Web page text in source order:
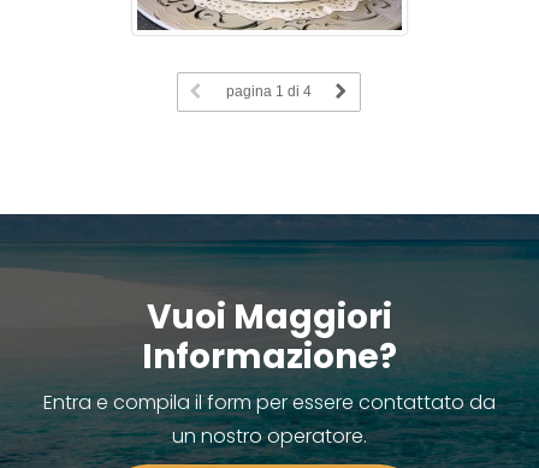
pagina 1 di 4
Vuoi Maggiori
Informazione?
Entra e compila il form per essere contattato da
un nostro operatore.